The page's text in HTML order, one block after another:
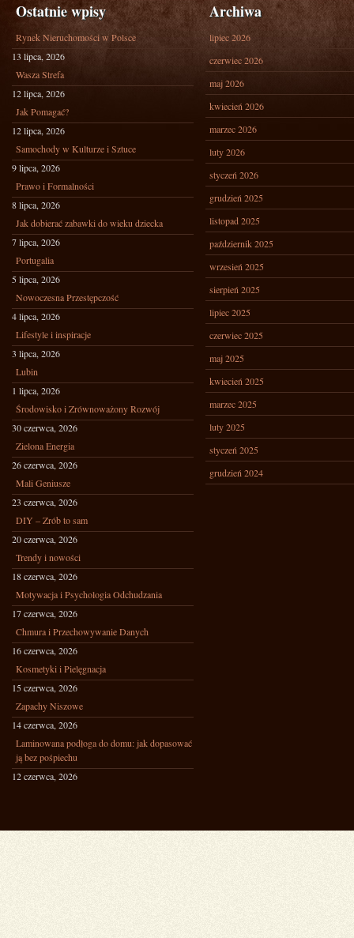
Ostatnie wpisy
Rynek Nieruchomości w Polsce
13 lipca, 2026
Wasza Strefa
12 lipca, 2026
Jak Pomagać?
12 lipca, 2026
Samochody w Kulturze i Sztuce
9 lipca, 2026
Prawo i Formalności
8 lipca, 2026
Jak dobierać zabawki do wieku dziecka
7 lipca, 2026
Portugalia
5 lipca, 2026
Nowoczesna Przestępczość
4 lipca, 2026
Lifestyle i inspiracje
3 lipca, 2026
Lubin
1 lipca, 2026
Środowisko i Zrównoważony Rozwój
30 czerwca, 2026
Zielona Energia
26 czerwca, 2026
Mali Geniusze
23 czerwca, 2026
DIY – Zrób to sam
20 czerwca, 2026
Trendy i nowości
18 czerwca, 2026
Motywacja i Psychologia Odchudzania
17 czerwca, 2026
Chmura i Przechowywanie Danych
16 czerwca, 2026
Kosmetyki i Pielęgnacja
15 czerwca, 2026
Zapachy Niszowe
14 czerwca, 2026
Laminowana podłoga do domu: jak dopasować
ją bez pośpiechu
12 czerwca, 2026
Archiwa
lipiec 2026
czerwiec 2026
maj 2026
kwiecień 2026
marzec 2026
luty 2026
styczeń 2026
grudzień 2025
listopad 2025
październik 2025
wrzesień 2025
sierpień 2025
lipiec 2025
czerwiec 2025
maj 2025
kwiecień 2025
marzec 2025
luty 2025
styczeń 2025
grudzień 2024